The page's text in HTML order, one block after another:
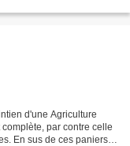
d'une Agriculture
par contre celle
En sus de ces paniers